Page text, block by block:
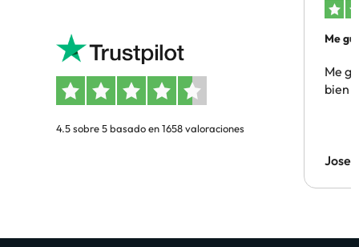
4.5 sobre 5 basado en 1658 valoraciones
Me
Me
bien
Jose